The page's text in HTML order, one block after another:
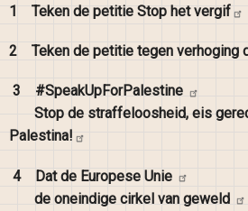
1 Teken de petitie Stop hetvergif
2 Teken de petitie tegen verhoging
3
#SpeakUpForPalestine
Stop de straffeloosheid, eis
Palestina!
4 Dat de Europese Unie
de oneindige cirkel van geweld